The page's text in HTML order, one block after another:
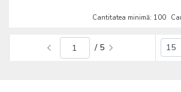
Cantitatea minimă: 100
/ 5